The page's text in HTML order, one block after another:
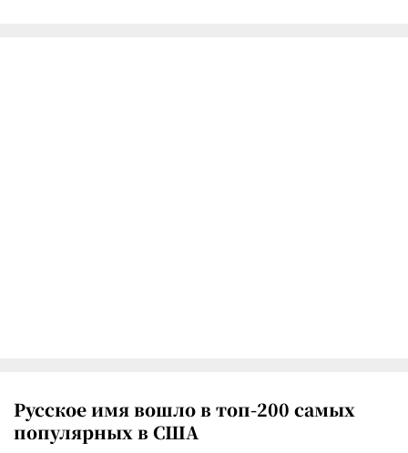
Русское имя вошло в топ-200 самых
популярных в США